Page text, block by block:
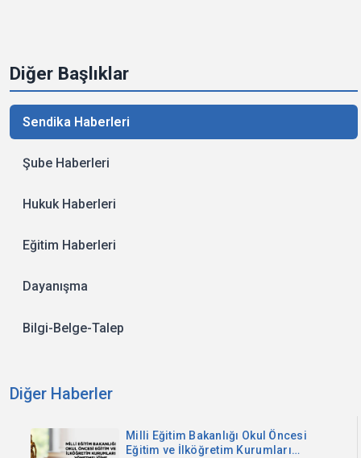
Diğer Başlıklar
Sendika Haberleri
Şube Haberleri
Hukuk Haberleri
Eğitim Haberleri
Dayanışma
Bilgi-Belge-Talep
Diğer Haberler
Milli Eğitim Bakanlığı Okul Öncesi
Eğitim ve İlköğretim Kurumları